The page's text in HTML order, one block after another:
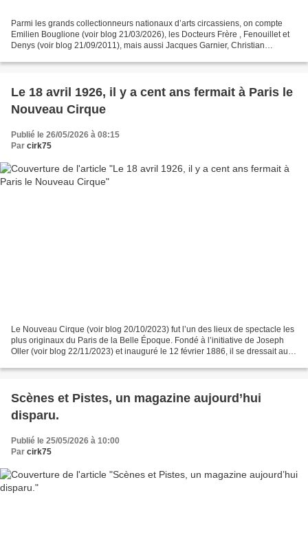
Parmi les grands collectionneurs nationaux d’arts circassiens, on compte
Emilien Bouglione (voir blog 21/03/2026), les Docteurs Frère , Fenouillet et
Denys (voir blog 21/09/2011), mais aussi Jacques Garnier, Christian
Le 18 avril 1926, il y a cent ans fermait à Paris le
Nouveau Cirque
Publié le 26/05/2026 à 08:15
Par cirk75
Le Nouveau Cirque (voir blog 20/10/2023) fut l’un des lieux de spectacle les
plus originaux du Paris de la Belle Époque. Fondé à l’initiative de Joseph
Oller (voir blog 22/11/2023) et inauguré le 12 février 1886, il se dressait au
Scènes et Pistes, un magazine aujourd’hui
disparu.
Publié le 25/05/2026 à 10:00
Par cirk75